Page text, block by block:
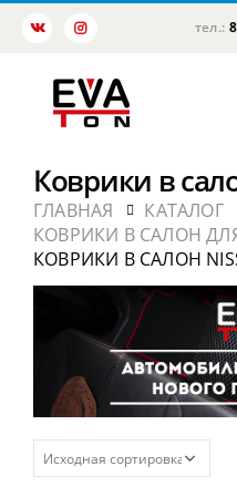
тел.:
Коврики в
ГЛАВНАЯ
КАТАЛОГ
КОВРИКИ В САЛОН ДЛЯ
КОВРИКИ В САЛОН